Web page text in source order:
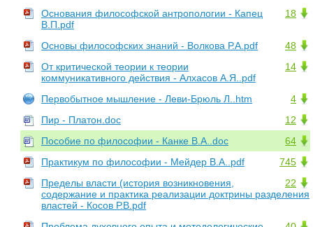
18
Основания философской антропологии - Капец
В.П.pdf
48
Основы философских знаний - Волкова Р.А.pdf
14
От критической теории к теории
коммуникативного действия - Алхасов А.Я..pdf
4
Первобытное мышление - Леви-Брюль Л..htm
12
Пир - Платон.doc
64
Пособие по философии - Канке В.А..doc
745
Практикум по философии - Мейдер В.А..pdf
22
Пределы власти (история возникновения,
содержание и практика реализации доктрины разделения
властей - Косов Р.В.pdf